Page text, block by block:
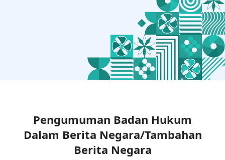
Pengumuman Badan Hukum
Dalam Berita Negara/Tambahan
Berita Negara